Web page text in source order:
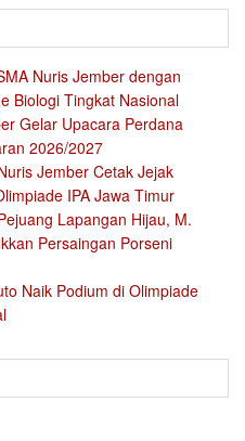
Nuris Jember dengan
Biologi Tingkat Nasional
Gelar Upacara Perdana
2026/2027
Jember Cetak Jejak
IPA Jawa Timur
Lapangan Hijau, M.
Persaingan Porseni
Naik Podium di Olimpiade